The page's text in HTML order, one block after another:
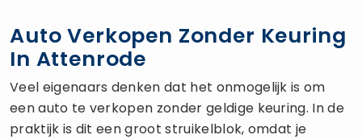
Auto Verkopen Zonder Keuring
In Attenrode
Veel eigenaars denken dat het onmogelijk is om
een auto te verkopen zonder geldige keuring. In de
praktijk is dit een groot struikelblok, omdat je